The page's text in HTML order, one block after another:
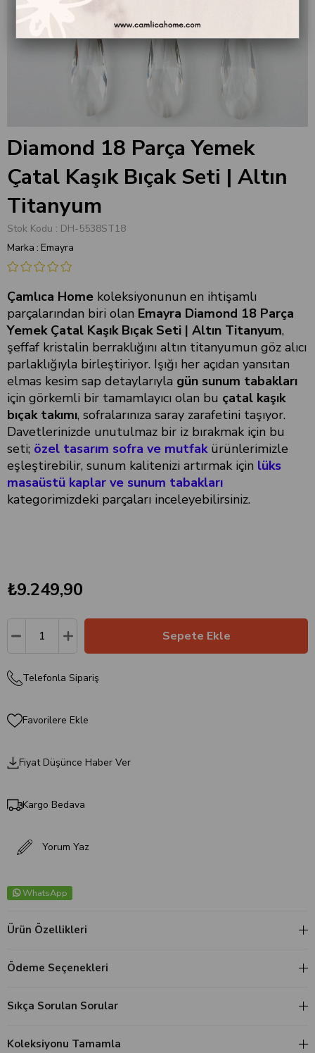
Diamond 18 Parça Yemek
Çatal Kaşık Bıçak Seti | Altın
Titanyum
Stok Kodu
DH-5538ST18
Marka : Emayra
Çamlıca Home koleksiyonunun en ihtişamlı
parçalarından biri olan Emayra Diamond 18 Parça
Yemek Çatal Kaşık Bıçak Seti | Altın Titanyum,
şeffaf kristalin berraklığını altın titanyumun göz alıcı
parlaklığıyla birleştiriyor. Işığı her açıdan yansıtan
elmas kesim sap detaylarıyla gün sunum tabakları
için görkemli bir tamamlayıcı olan bu çatal kaşık
bıçak takımı, sofralarınıza saray zarafetini taşıyor.
Davetlerinizde unutulmaz bir iz bırakmak için bu
seti; özel tasarım sofra ve mutfakürünlerimizle
eşleştirebilir, sunum kalitenizi artırmak için lüks
masaüstü kaplar ve sunum tabakları
kategorimizdeki parçaları inceleyebilirsiniz.
₺9.249,90
Telefonla Sipariş
Favorilere Ekle
Fiyat Düşünce Haber Ver
Kargo Bedava
Yorum Yaz
WhatsApp
Ürün Özellikleri
Ödeme Seçenekleri
Sıkça Sorulan Sorular
Koleksiyonu Tamamla